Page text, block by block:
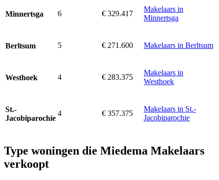
Minnertsga 6 € 329.417
Makelaars in
Minnertsga
Berltsum 5 € 271.600 Makelaars in Berltsum
Westhoek 4 € 283.375
Makelaars in
Westhoek
St.-
Jacobiparochie
4 € 357.375
Makelaars in St.-
Jacobiparochie
Type woningen die Miedema Makelaars
verkoopt